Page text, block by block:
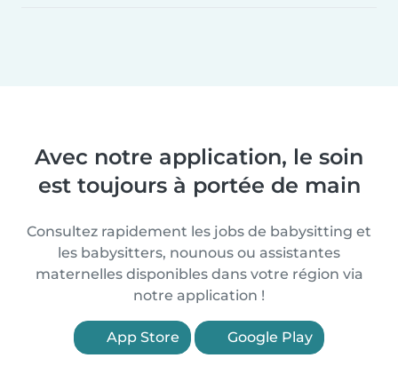
Avec notre application, le soin
est toujours à portée de main
Consultez rapidement les jobs de babysitting et
les babysitters, nounous ou assistantes
maternelles disponibles dans votre région via
notre application !
App Store Google Play